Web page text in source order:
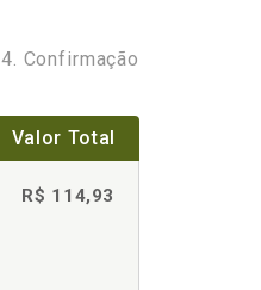
4. Confirmação
Valor Total
R$ 114,93